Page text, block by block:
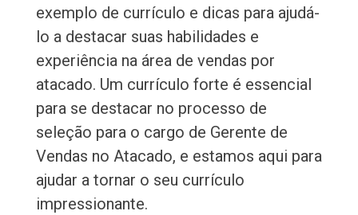
exemplo de currículo e dicas para ajudá-
lo a destacar suas habilidades e
experiência na área de vendas por
atacado. Um currículo forte é essencial
para se destacar no processo de
seleção para o cargo de Gerente de
Vendas no Atacado, e estamos aqui para
ajudar a tornar o seu currículo
impressionante.